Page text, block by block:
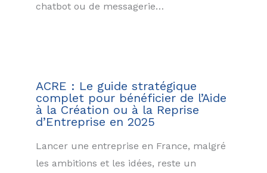
chatbot ou de messagerie…
ACRE : Le guide stratégique
complet pour bénéficier de l’Aide
à la Création ou à la Reprise
d’Entreprise en 2025
Lancer une entreprise en France, malgré
les ambitions et les idées, reste un